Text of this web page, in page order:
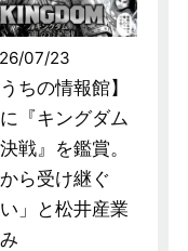
07/23
うちの情報館】
『キングダム
戦』を鑑賞。
ら受け継ぐ
い」と松井産業